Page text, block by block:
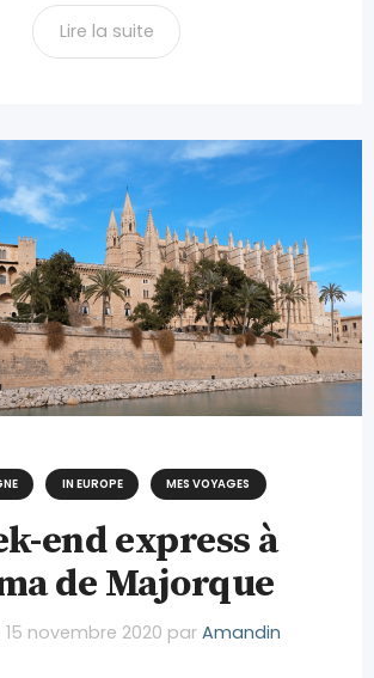
Lire la suite
IN EUROPE MES VOYAGES
end express à
de Majorque
15 novembre 2020 par Amandin